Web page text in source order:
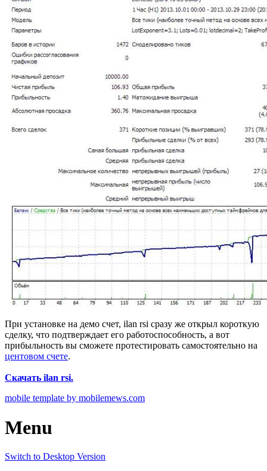
При установке на демо счет, ilan rsi сразу же открыл короткую
сделку, что подтверждает его работоспособность, а вот
прибыльность вы сможете протестировать самостоятельно на
центовом счете.
Скачать ilan rsi.
mobile template by mobilemews.com
Menu
Switch to Desktop Version